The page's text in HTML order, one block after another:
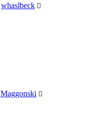
whaslbeck
Maggonski